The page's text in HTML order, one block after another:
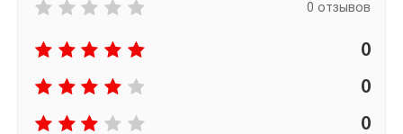
0 отзывов
0
0
0